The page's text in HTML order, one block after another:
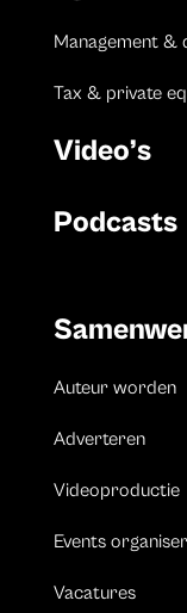
Management &
Tax & private
Video’s
Podcasts
Auteur worden
Adverteren
Videoproductie
Events
Vacatures